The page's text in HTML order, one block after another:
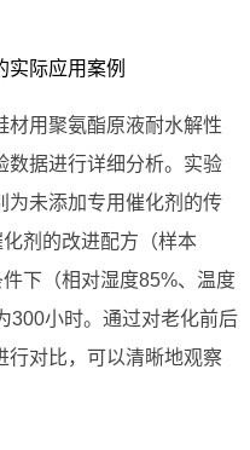
实际应用案例
材用聚氨酯原液耐水解性
数据进行详细分析。实验
为未添加专用催化剂的传
剂的改进配方（样本
下（相对湿度85%、温度
小时。通过对老化前后
行对比，可以清晰地观察